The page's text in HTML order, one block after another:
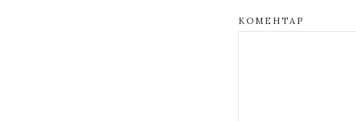
КОМЕНТАР